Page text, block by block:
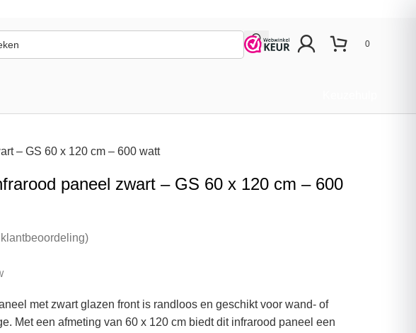
0
– GS 60 x 120 cm – 600 watt
paneel zwart – GS 60 x 120 cm – 600
klantbeoordeling)
met zwart glazen front is randloos en geschikt voor wand- of
Met een afmeting van 60 x 120 cm biedt dit infrarood paneel een